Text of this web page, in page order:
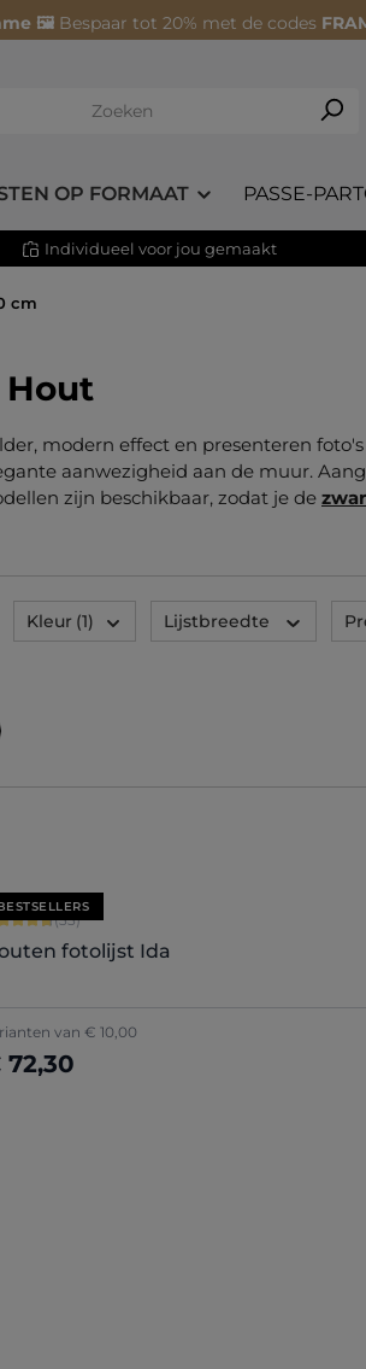
🖼️ Bespaar tot 20% met de codes
OP FORMAAT PASSE-
Individueel voor jou gemaakt
cm
Hout
modern effect en presenteren
aanwezigheid aan de muur.
zijn beschikbaar, zodat je de
Kleur (1) Lijstbreedte
waardering van 4.79 van 5
(33)
fotolijst Ida
van € 10,00